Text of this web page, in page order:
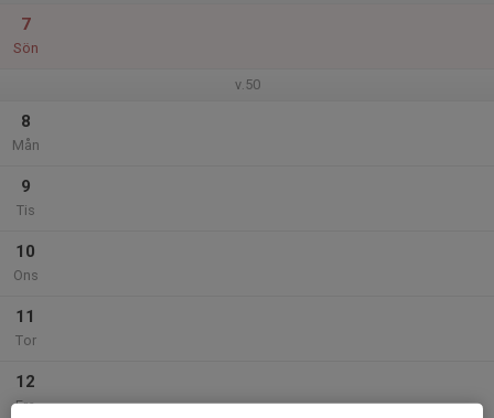
7
Sön
v.50
8
Mån
9
Tis
10
Ons
11
Tor
12
Fre